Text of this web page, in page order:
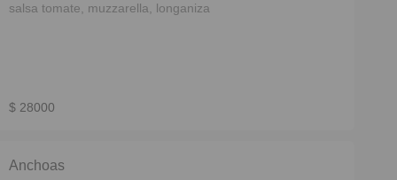
salsa tomate, muzzarella, longaniza
$ 28000
Anchoas